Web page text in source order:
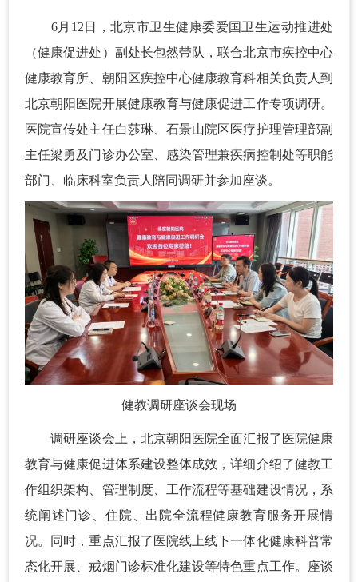
6月12日，北京市卫生健康委爱国卫生运动推进处
（健康促进处）副处长包然带队，联合北京市疾控中心
健康教育所、朝阳区疾控中心健康教育科相关负责人到
北京朝阳医院开展健康教育与健康促进工作专项调研。
医院宣传处主任白莎琳、石景山院区医疗护理管理部副
主任梁勇及门诊办公室、感染管理兼疾病控制处等职能
部门、临床科室负责人陪同调研并参加座谈。
健教调研座谈会现场
调研座谈会上，北京朝阳医院全面汇报了医院健康
教育与健康促进体系建设整体成效，详细介绍了健教工
作组织架构、管理制度、工作流程等基础建设情况，系
统阐述门诊、住院、出院全流程健康教育服务开展情
况。同时，重点汇报了医院线上线下一体化健康科普常
态化开展、戒烟门诊标准化建设等特色重点工作。座谈